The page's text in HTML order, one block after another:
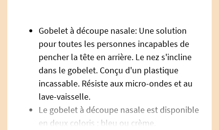
Gobelet à découpe nasale: Une solution
pour toutes les personnes incapables de
pencher la tête en arrière. Le nez s'incline
dans le gobelet. Conçu d'un plastique
incassable. Résiste aux micro-ondes et au
lave-vaisselle.
Le gobelet à découpe nasale est disponible
en deux coloris : bleu ou crème.